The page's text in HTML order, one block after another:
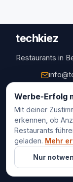
techkiez
Restaurants in
Restaurants
Für Unternehmen
Kontakt
© 2025
Werbe-Erfolg
Mit deiner
erkennen, ob
Restaurants
geladen. Mehr
Nur